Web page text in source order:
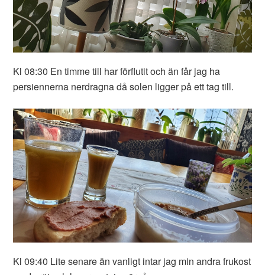
Kl 08:30 En timme till har förflutit och än får jag ha
persiennerna nerdragna då solen ligger på ett tag till.
Kl 09:40 Lite senare än vanligt intar jag min andra frukost